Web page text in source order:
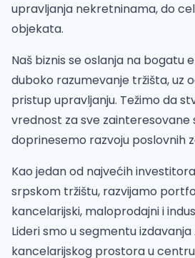
upravljanja nekretninama, do
objekata.
Naš biznis se oslanja na bogatu
duboko razumevanje tržišta, uz
pristup upravljanju. Težimo da
vrednost za sve zainteresovane
doprinesemo razvoju poslovnih
Kao jedan od najvećih
srpskom tržištu, razvijamo
kancelarijski, maloprodajni i
Lideri smo u segmentu izdavanja
kancelarijskog prostora u